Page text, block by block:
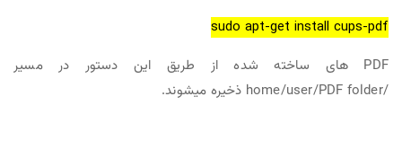
sudo apt-get install cups-pdf
PDF های ساخته شده از طریق این دستور در مسیر
/home/user/PDF folder ذخیره میشوند.